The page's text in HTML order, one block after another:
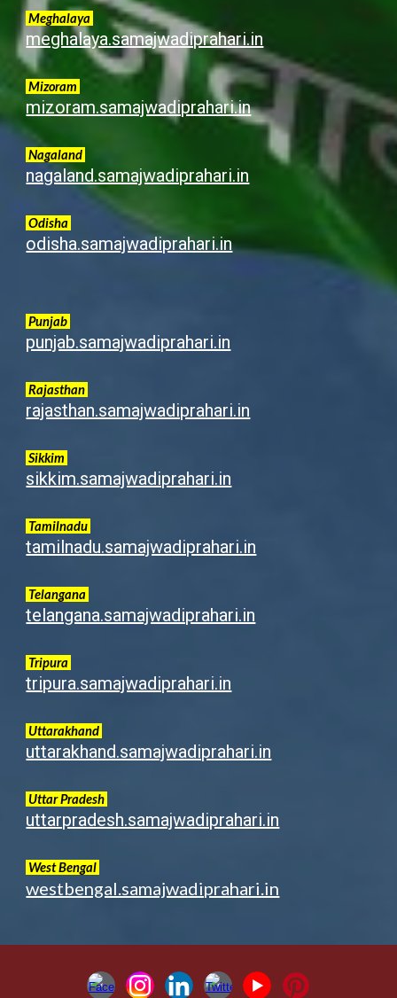
Meghalaya
meghalaya.samajwadiprahari.in
Mizoram
mizoram.samajwadiprahari.in
Nagaland
nagaland.samajwadiprahari.in
Odisha
odisha.samajwadiprahari.in
Punjab
punjab.samajwadiprahari.in
Rajasthan
rajasthan.samajwadiprahari.in
Sikkim
sikkim.samajwadiprahari.in
Tamilnadu
tamilnadu.samajwadiprahari.in
Telangana
telangana.samajwadiprahari.in
Tripura
tripura.samajwadiprahari.in
Uttarakhand
uttarakhand.samajwadiprahari.in
Uttar Pradesh
uttarpradesh.samajwadiprahari.in
West Bengal
westbengal.samajwadiprahari.in